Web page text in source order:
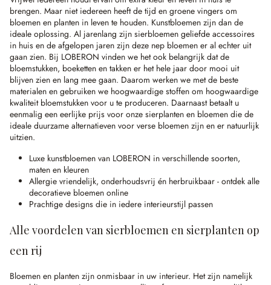
brengen. Maar niet iedereen heeft de tijd en groene vingers om
bloemen en planten in leven te houden. Kunstbloemen zijn dan de
ideale oplossing. Al jarenlang zijn sierbloemen geliefde accessoires
in huis en de afgelopen jaren zijn deze nep bloemen er al echter uit
gaan zien. Bij LOBERON vinden we het ook belangrijk dat de
bloemstukken, boeketten en takken er het hele jaar door mooi uit
blijven zien en lang mee gaan. Daarom werken we met de beste
materialen en gebruiken we hoogwaardige stoffen om hoogwaardige
kwaliteit bloemstukken voor u te produceren. Daarnaast betaalt u
eenmalig een eerlijke prijs voor onze sierplanten en bloemen die de
ideale duurzame alternatieven voor verse bloemen zijn en er natuurlijk
uitzien.
Luxe kunstbloemen van LOBERON in verschillende soorten,
maten en kleuren
Allergie vriendelijk, onderhoudsvrij én herbruikbaar - ontdek alle
decoratieve bloemen online
Prachtige designs die in iedere interieurstijl passen
Alle voordelen van sierbloemen en sierplanten op
een rij
Bloemen en planten zijn onmisbaar in uw interieur. Het zijn namelijk